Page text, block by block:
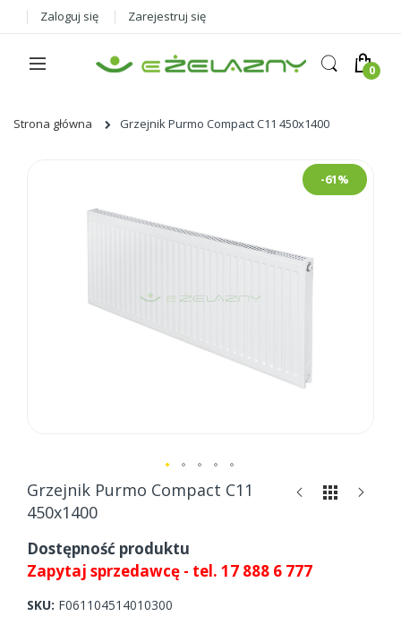
Zaloguj się Zarejestruj się
Strona główna Grzejnik Purmo Compact C11 450x1400
-61%
Skip
to
beginning
of
the
images
Grzejnik Purmo Compact C11
450x1400
Dostępność produktu
Zapytaj sprzedawcę - tel. 17 888 6 777
SKU F061104514010300